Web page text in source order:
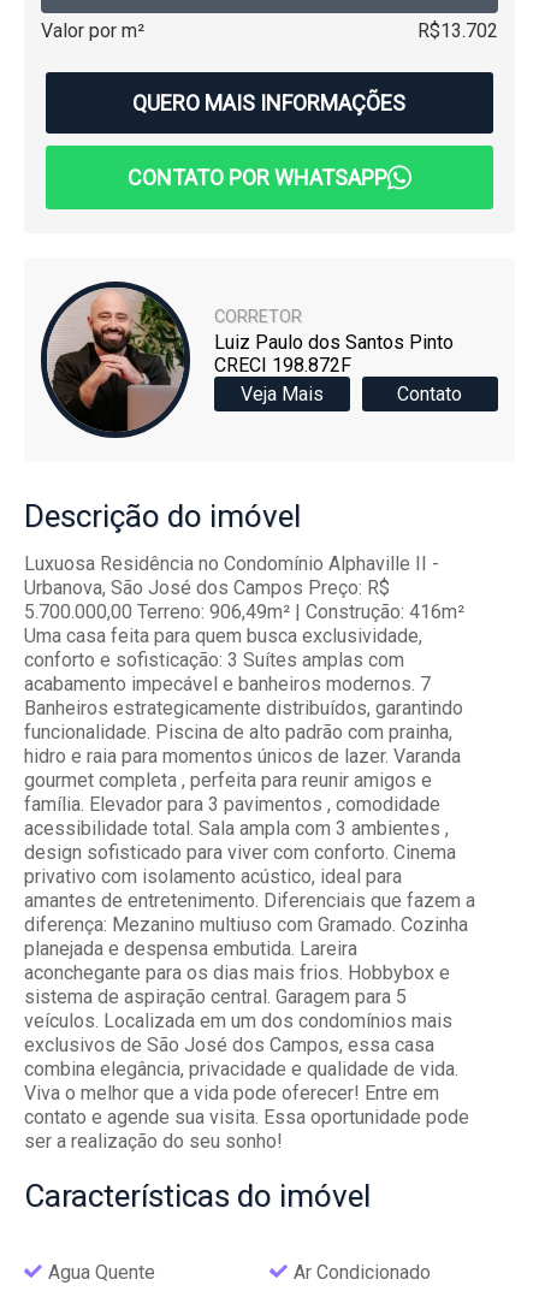
Valor por m² R$13.702
QUERO MAIS INFORMAÇÕES
CONTATO POR WHATSAPP
CORRETOR
Luiz Paulo dos Santos Pinto
CRECI 198.872F
Veja Mais
Contato
Descrição do imóvel
Luxuosa Residência no Condomínio Alphaville II -
Urbanova, São José dos Campos Preço: R$
5.700.000,00 Terreno: 906,49m² | Construção: 416m²
Uma casa feita para quem busca exclusividade,
conforto e sofisticação: 3 Suítes amplas com
acabamento impecável e banheiros modernos. 7
Banheiros estrategicamente distribuídos, garantindo
funcionalidade. Piscina de alto padrão com prainha,
hidro e raia para momentos únicos de lazer. Varanda
gourmet completa , perfeita para reunir amigos e
família. Elevador para 3 pavimentos , comodidade
acessibilidade total. Sala ampla com 3 ambientes ,
design sofisticado para viver com conforto. Cinema
privativo com isolamento acústico, ideal para
amantes de entretenimento. Diferenciais que fazem a
diferença: Mezanino multiuso com Gramado. Cozinha
planejada e despensa embutida. Lareira
aconchegante para os dias mais frios. Hobbybox e
sistema de aspiração central. Garagem para 5
veículos. Localizada em um dos condomínios mais
exclusivos de São José dos Campos, essa casa
combina elegância, privacidade e qualidade de vida.
Viva o melhor que a vida pode oferecer! Entre em
contato e agende sua visita. Essa oportunidade pode
ser a realização do seu sonho!
Características do imóvel
Agua Quente Ar Condicionado